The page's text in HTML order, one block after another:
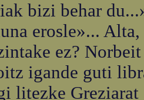
bizi behar
erosle»...
ez?
igande guti
litezke Greziarat